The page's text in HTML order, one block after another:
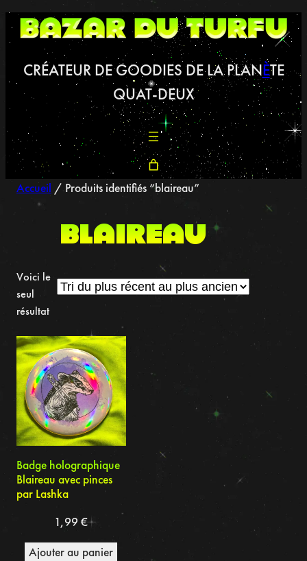
Aller
au
CRÉATEUR DE GOODIES DE LA PLANÈTE
QUAT-DEUX
Accueil / Produits identifiés “blaireau”
blaireau
Voici le
seul
résultat
Badge holographique
Blaireau avec pinces
par Lashka
1,99€
Ajouter au panier